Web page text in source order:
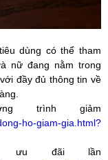
dùng có thể tham
nữ đang nằm trong
đầy đủ thông tin về
trình giảm
ho-giam-gia.html?
ưu đãi lần